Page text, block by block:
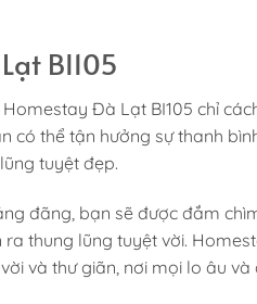
BI105
Đà Lạt BI105 chỉ
thể tận hưởng sự thanh
tuyệt đẹp.
đãng, bạn sẽ được đắm
ra thung lũng tuyệt vời.
và thư giãn, nơi mọi lo âu và